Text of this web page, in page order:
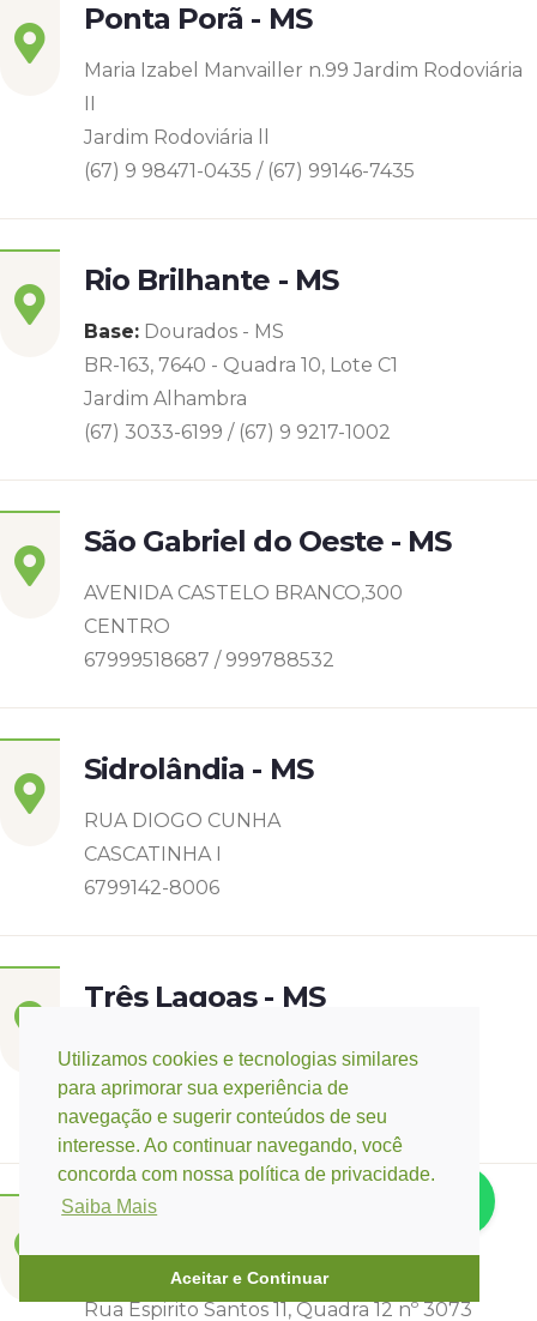
Utilizamos cookies e tecnologias similares
para aprimorar sua experiência de
navegação e sugerir conteúdos de seu
interesse. Ao continuar navegando, você
concorda com nossa política de privacidade.
Saiba Mais
Aceitar e Continuar
Ponta Porã - MS
Maria Izabel Manvailler n.99 Jardim Rodoviária
II
Jardim Rodoviária ll
(67) 9 98471-0435 / (67) 99146-7435
Rio Brilhante - MS
Base: Dourados - MS
BR-163, 7640 - Quadra 10, Lote C1
Jardim Alhambra
(67) 3033-6199 / (67) 9 9217-1002
São Gabriel do Oeste - MS
AVENIDA CASTELO BRANCO,300
CENTRO
67999518687 / 999788532
Sidrolândia - MS
RUA DIOGO CUNHA
CASCATINHA I
6799142-8006
Três Lagoas - MS
Rua Eurídice Chagas Cruz, 2675
Centro
(67) 9 9249-5406
Campo Verde - MT
Rondonópolis - MT
Rua Espirito Santos 11, Quadra 12 nº 3073